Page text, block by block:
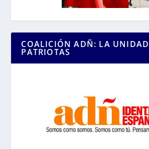
COALICIÓN ADÑ: LA UNIDAD
PATRIOTAS